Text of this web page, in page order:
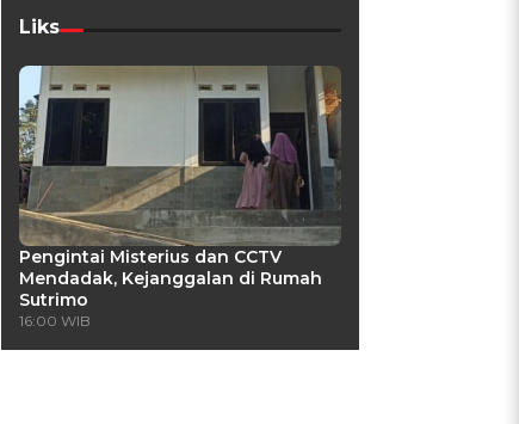
Liks
Pengintai Misterius dan CCTV
Mendadak, Kejanggalan di Rumah
Sutrimo
16:00 WIB